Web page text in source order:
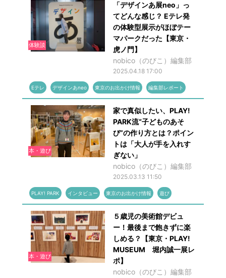
体験談
「デザインあ展neo」っ
てどんな感じ？ Eテレ発
の体験型展示がほぼテー
マパークだった【東京・
虎ノ門】
nobico（のびこ）編集部
2025.04.18 17:00
Eテレ デザインあneo 東京のお出かけ情報 編集部レポート
本・遊び
家で真似したい、PLAY!
PARK流“子どものあそ
び”の作り方とは？ポイン
トは「大人が手を入れす
ぎない」
nobico（のびこ）編集部
2025.03.13 11:50
PLAY! PARK インタビュー 東京のお出かけ情報 遊び
本・遊び
５歳児の美術館デビュ
ー！最後まで飽きずに楽
しめる？【東京・PLAY!
MUSEUM 堀内誠一展レ
ポ】
nobico（のびこ）編集部